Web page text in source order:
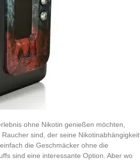
ohne Nikotin genießen möchten,
sind, der seine Nikotinabhängigkeit
die Geschmäcker ohne die
sind eine interessante Option. Aber wo